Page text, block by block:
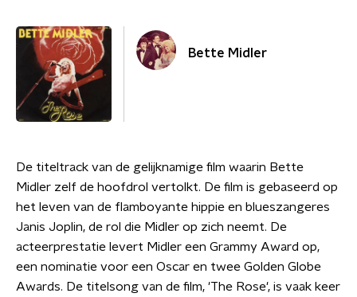
Bette Midler
De titeltrack van de gelijknamige film waarin Bette
Midler zelf de hoofdrol vertolkt. De film is gebaseerd op
het leven van de flamboyante hippie en blueszangeres
Janis Joplin, de rol die Midler op zich neemt. De
acteerprestatie levert Midler een Grammy Award op,
een nominatie voor een Oscar en twee Golden Globe
Awards. De titelsong van de film, 'The Rose', is vaak keer